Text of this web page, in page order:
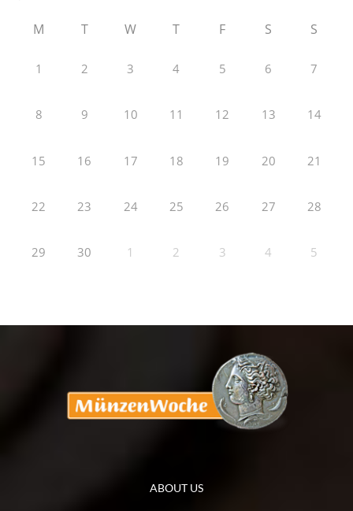
M T W T F S S
1 2 3 4 5 6 7
8 9 10 11 12 13 14
15 16 17 18 19 20 21
22 23 24 25 26 27 28
29 30 1 2 3 4 5
ABOUT US